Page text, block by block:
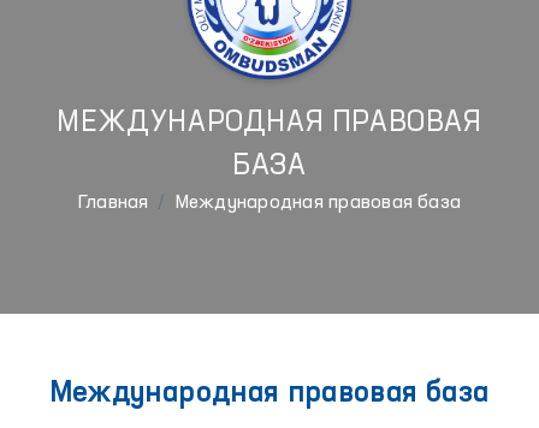
МЕЖДУНАРОДНАЯ ПРАВОВАЯ
БАЗА
Главная Международная правовая база
Международная правовая база